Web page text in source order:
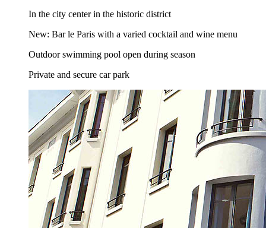
In the city center in the historic district
New: Bar le Paris with a varied cocktail and wine menu
Outdoor swimming pool open during season
Private and secure car park